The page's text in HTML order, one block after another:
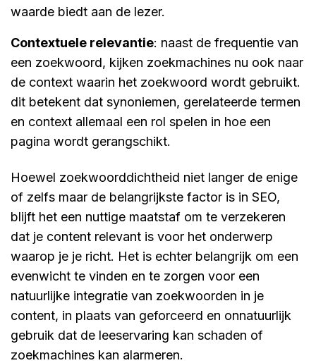
waarde biedt aan de lezer.
contextuele relevantie: naast de frequentie van
een zoekwoord, kijken zoekmachines nu ook naar
de context waarin het zoekwoord wordt gebruikt.
dit betekent dat synoniemen, gerelateerde termen
en context allemaal een rol spelen in hoe een
pagina wordt gerangschikt.
Hoewel zoekwoorddichtheid niet langer de enige
of zelfs maar de belangrijkste factor is in SEO,
blijft het een nuttige maatstaf om te verzekeren
dat je content relevant is voor het onderwerp
waarop je je richt. Het is echter belangrijk om een
evenwicht te vinden en te zorgen voor een
natuurlijke integratie van zoekwoorden in je
content, in plaats van geforceerd en onnatuurlijk
gebruik dat de leeservaring kan schaden of
zoekmachines kan alarmeren.